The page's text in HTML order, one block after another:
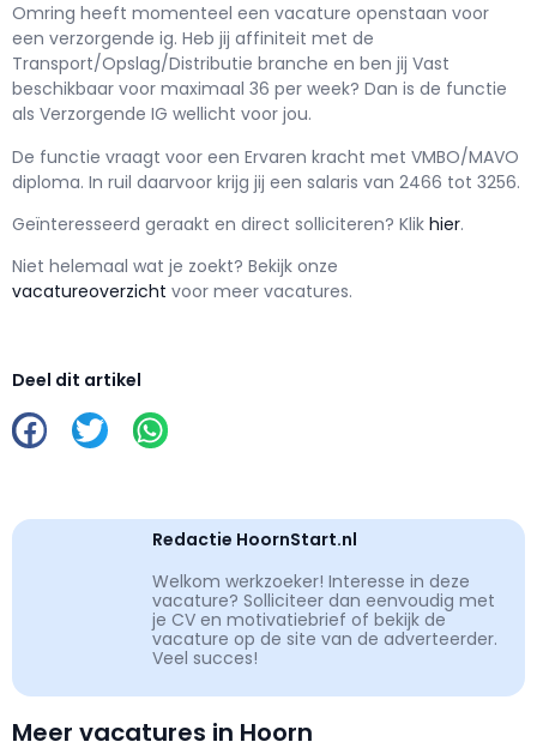
Omring heeft momenteel een vacature openstaan voor
een verzorgende ig. Heb jij affiniteit met de
Transport/Opslag/Distributie branche en ben jij Vast
beschikbaar voor maximaal 36 per week? Dan is de functie
als Verzorgende IG wellicht voor jou.
De functie vraagt voor een Ervaren kracht met VMBO/MAVO
diploma. In ruil daarvoor krijg jij een salaris van 2466 tot 3256.
Geïnteresseerd geraakt en direct solliciteren? Klik hier.
Niet helemaal wat je zoekt? Bekijk onze
vacatureoverzicht voor meer vacatures.
Deel dit artikel
Redactie HoornStart.nl
Welkom werkzoeker! Interesse in deze
vacature? Solliciteer dan eenvoudig met
je CV en motivatiebrief of bekijk de
vacature op de site van de adverteerder.
Veel succes!
Meer vacatures in Hoorn